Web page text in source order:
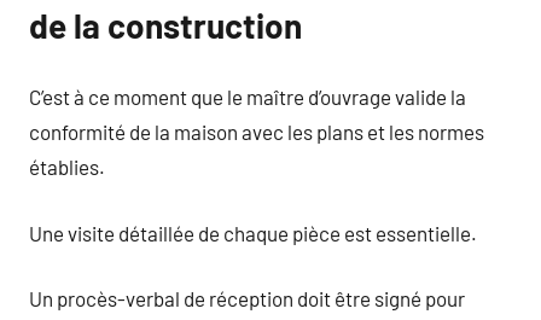
de la construction
C’est à ce moment que le maître d’ouvrage valide la
conformité de la maison avec les plans et les normes
établies.
Une visite détaillée de chaque pièce est essentielle.
Un procès-verbal de réception doit être signé pour